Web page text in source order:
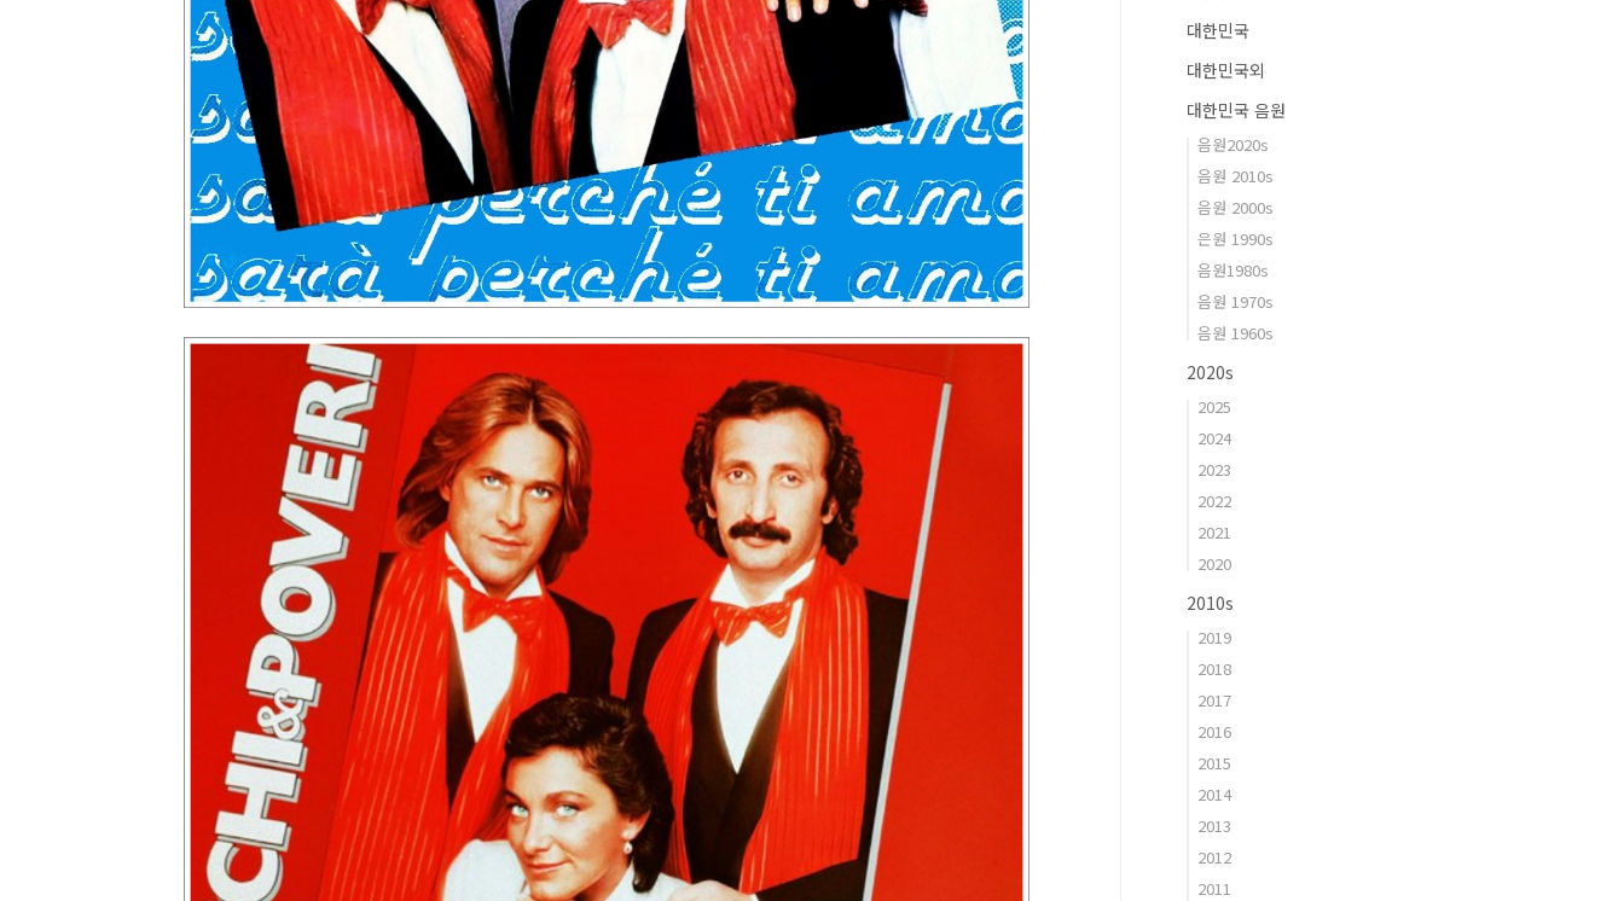
대한민국
대한민국외
대한민국 음원
음원2020s
음원 2010s
음원 2000s
은원 1990s
음원1980s
음원 1970s
음원 1960s
2020s
2025
2024
2023
2022
2021
2020
2010s
2019
2018
2017
2016
2015
2014
2013
2012
2011